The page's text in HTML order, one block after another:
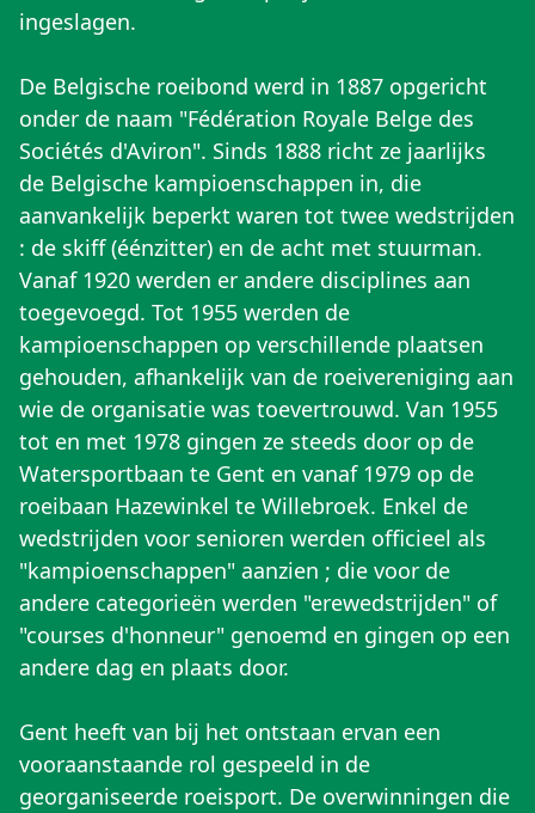
ingeslagen.
De Belgische roeibond werd in 1887 opgericht
onder de naam "Fédération Royale Belge des
Sociétés d'Aviron". Sinds 1888 richt ze jaarlijks
de Belgische kampioenschappen in, die
aanvankelijk beperkt waren tot twee wedstrijden
: de skiff (éénzitter) en de acht met stuurman.
Vanaf 1920 werden er andere disciplines aan
toegevoegd. Tot 1955 werden de
kampioenschappen op verschillende plaatsen
gehouden, afhankelijk van de roeivereniging aan
wie de organisatie was toevertrouwd. Van 1955
tot en met 1978 gingen ze steeds door op de
Watersportbaan te Gent en vanaf 1979 op de
roeibaan Hazewinkel te Willebroek. Enkel de
wedstrijden voor senioren werden officieel als
"kampioenschappen" aanzien ; die voor de
andere categorieën werden "erewedstrijden" of
"courses d'honneur" genoemd en gingen op een
andere dag en plaats door.
Gent heeft van bij het ontstaan ervan een
vooraanstaande rol gespeeld in de
georganiseerde roeisport. De overwinningen die